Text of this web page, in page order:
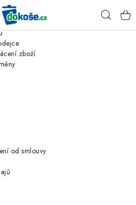
zboží
od smlouvy